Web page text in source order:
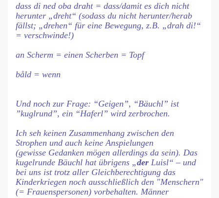
dass di ned oba draht = dass/damit es dich nicht
herunter „dreht“ (sodass du nicht herunter/herab
fällst; „drehen“ für eine Bewegung, z.B. „drah di!“
= verschwinde!)
an Scherm = einen Scherben = Topf
båld = wenn
Und noch zur Frage: “Geigen”, “Bäuchl” ist
”kuglrund”, ein “Haferl” wird zerbrochen.
Ich seh keinen Zusammenhang zwischen den
Strophen und auch keine Anspielungen
(gewisse Gedanken mögen allerdings da sein). Das
kugelrunde Bäuchl hat übrigens „der Luisl“ – und
bei uns ist trotz aller Gleichberechtigung das
Kinderkriegen noch ausschließlich den "Menschern"
(= Frauenspersonen) vorbehalten. Männer